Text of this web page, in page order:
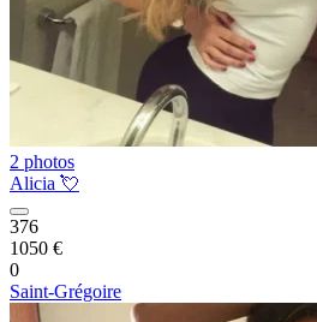
2 photos
Alicia 💘
376
1050 €
0
Saint-Grégoire